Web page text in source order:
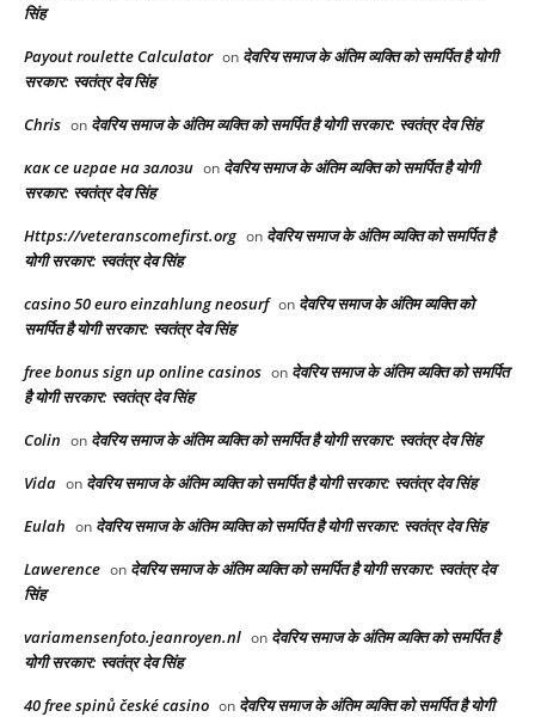
सिंह
Payout roulette Calculator on देवरिय समाज के अंतिम व्यक्ति को समर्पित है योगी
सरकार: स्वतंत्र देव सिंह
Chris on देवरिय समाज के अंतिम व्यक्ति को समर्पित है योगी सरकार: स्वतंत्र देव सिंह
как се играе на залози on देवरिय समाज के अंतिम व्यक्ति को समर्पित है योगी
सरकार: स्वतंत्र देव सिंह
Https://veteranscomefirst.org on देवरिय समाज के अंतिम व्यक्ति को समर्पित है
योगी सरकार: स्वतंत्र देव सिंह
casino 50 euro einzahlung neosurf on देवरिय समाज के अंतिम व्यक्ति को
समर्पित है योगी सरकार: स्वतंत्र देव सिंह
free bonus sign up online casinos on देवरिय समाज के अंतिम व्यक्ति को समर्पित
है योगी सरकार: स्वतंत्र देव सिंह
Colin on देवरिय समाज के अंतिम व्यक्ति को समर्पित है योगी सरकार: स्वतंत्र देव सिंह
Vida on देवरिय समाज के अंतिम व्यक्ति को समर्पित है योगी सरकार: स्वतंत्र देव सिंह
Eulah on देवरिय समाज के अंतिम व्यक्ति को समर्पित है योगी सरकार: स्वतंत्र देव सिंह
Lawerence on देवरिय समाज के अंतिम व्यक्ति को समर्पित है योगी सरकार: स्वतंत्र देव
सिंह
variamensenfoto.jeanroyen.nl on देवरिय समाज के अंतिम व्यक्ति को समर्पित है
योगी सरकार: स्वतंत्र देव सिंह
40 free spinů české casino on देवरिय समाज के अंतिम व्यक्ति को समर्पित है योगी